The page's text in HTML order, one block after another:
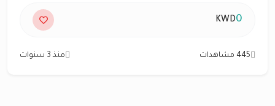
0
KWD
445 مشاهدات منذ 3 سنوات